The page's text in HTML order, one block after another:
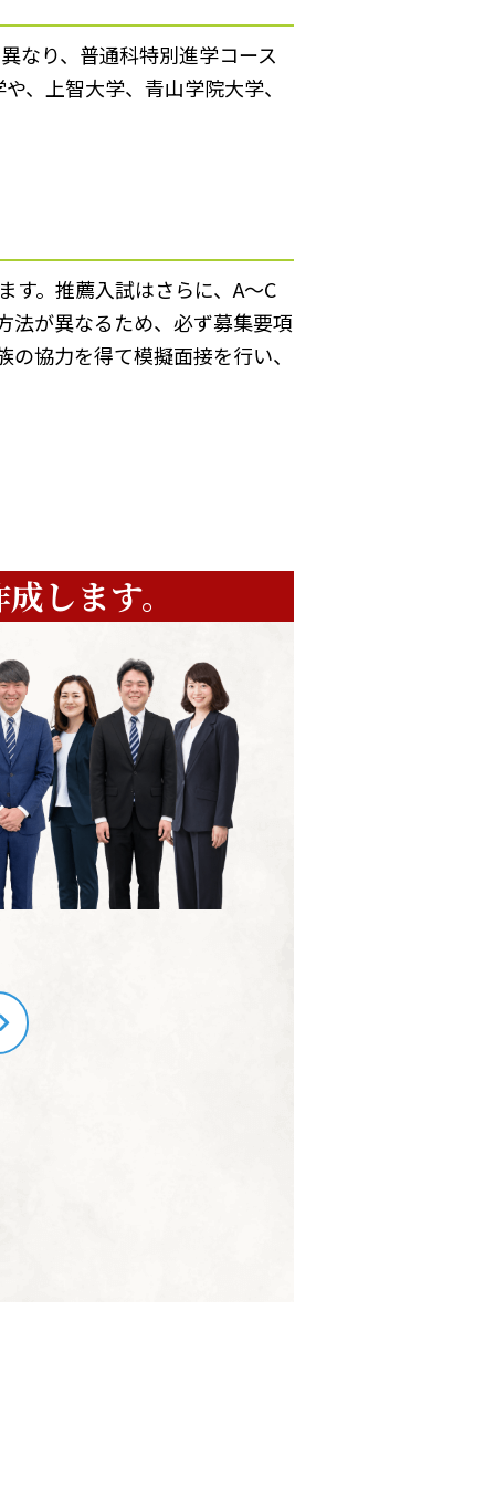
なり、普通科特別進学コース
、上智大学、青山学院大学、
す。推薦入試はさらに、A～C
法が異なるため、必ず募集要項
協力を得て模擬面接を行い、
します。